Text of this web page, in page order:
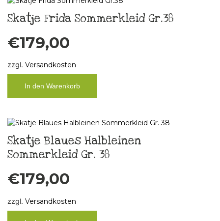
Skatje Frida Sommerkleid Gr.38
€179,00
zzgl. Versandkosten
In den Warenkorb
Skatje Blaues Halbleinen
Sommerkleid Gr. 38
€179,00
zzgl. Versandkosten